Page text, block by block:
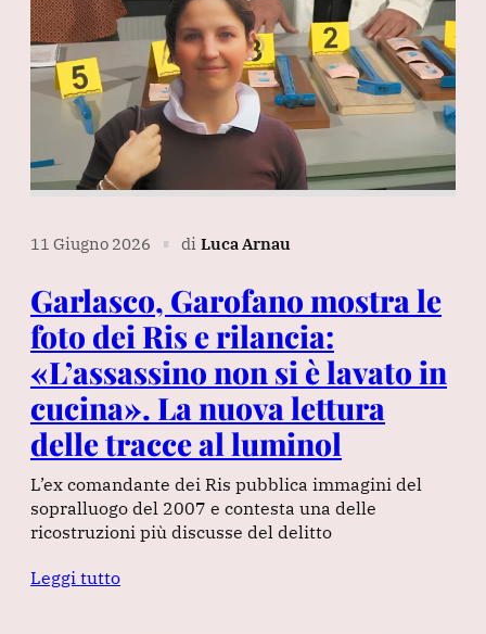
11 Giugno 2026 ∎ di Luca Arnau
Garlasco, Garofano mostra le
foto dei Ris e rilancia:
«L’assassino non si è lavato in
cucina». La nuova lettura
delle tracce al luminol
L’ex comandante dei Ris pubblica immagini del
sopralluogo del 2007 e contesta una delle
ricostruzioni più discusse del delitto
Leggi tutto